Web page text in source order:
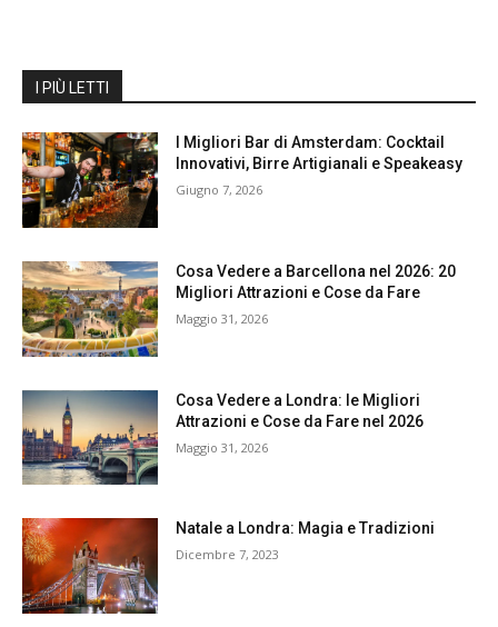
I PIÙ LETTI
I Migliori Bar di Amsterdam: Cocktail
Innovativi, Birre Artigianali e Speakeasy
Giugno 7, 2026
Cosa Vedere a Barcellona nel 2026: 20
Migliori Attrazioni e Cose da Fare
Maggio 31, 2026
Cosa Vedere a Londra: le Migliori
Attrazioni e Cose da Fare nel 2026
Maggio 31, 2026
Natale a Londra: Magia e Tradizioni
Dicembre 7, 2023